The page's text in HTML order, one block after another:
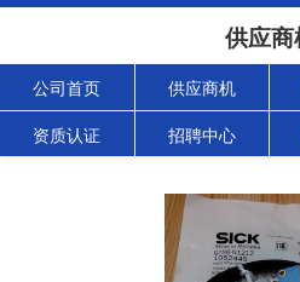
供应商
公司首页 供应商机
资质认证 招聘中心